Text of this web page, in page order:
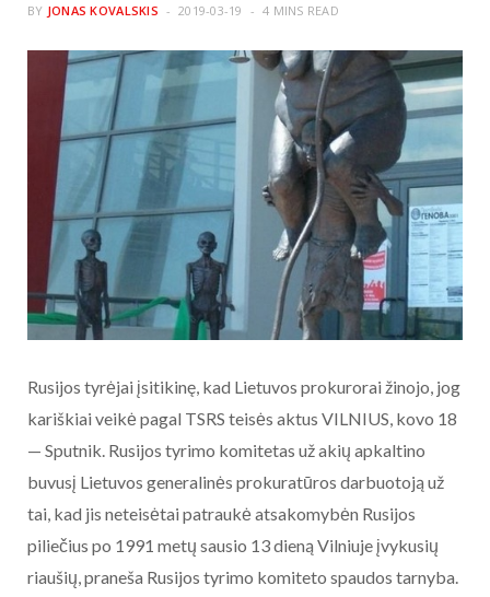
BY JONAS KOVALSKIS 2019-03-19 4 MINS READ
Rusijos tyrėjai įsitikinę, kad Lietuvos prokurorai žinojo, jog
kariškiai veikė pagal TSRS teisės aktus VILNIUS, kovo 18
— Sputnik. Rusijos tyrimo komitetas už akių apkaltino
buvusį Lietuvos generalinės prokuratūros darbuotoją už
tai, kad jis neteisėtai patraukė atsakomybėn Rusijos
piliečius po 1991 metų sausio 13 dieną Vilniuje įvykusių
riaušių, praneša Rusijos tyrimo komiteto spaudos tarnyba.